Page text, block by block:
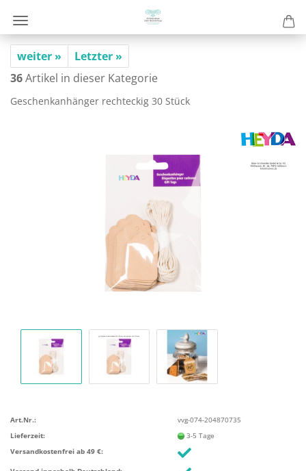
weiter »
Letzter »
36Artikel in dieser Kategorie
Ge­schenk­an­hän­ger recht­eckig 30 Stück
Art.Nr.:
vvg-074-204870735
Lieferzeit:
3-5 Tage
Versandkostenfrei ab 49 €: